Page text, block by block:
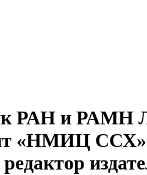
РАН и РАМН
«НМИЦ